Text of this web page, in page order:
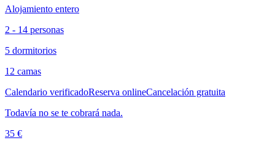
Alojamiento entero
2 - 14 personas
5 dormitorios
12 camas
Calendario verificadoReserva onlineCancelación gratuita
Todavía no se te cobrará nada.
35 €